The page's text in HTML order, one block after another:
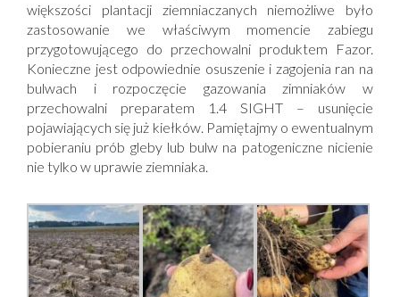
większości plantacji ziemniaczanych niemożliwe było
zastosowanie we właściwym momencie zabiegu
przygotowującego do przechowalni produktem Fazor.
Konieczne jest odpowiednie osuszenie i zagojenia ran na
bulwach i rozpoczęcie gazowania zimniaków w
przechowalni preparatem 1.4 SIGHT – usunięcie
pojawiających się już kiełków. Pamiętajmy o ewentualnym
pobieraniu prób gleby lub bulw na patogeniczne nicienie
nie tylko w uprawie ziemniaka.